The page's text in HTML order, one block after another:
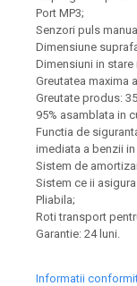
Port MP3;
Senzori puls
Dimensiune
Dimensiuni in
Greutatea maxima
Greutate produs:
95% asamblata in
Functia de
imediata a benzii
Sistem de
Sistem ce ii
Pliabila;
Roti transport
Garantie: 24 luni.
Informatii